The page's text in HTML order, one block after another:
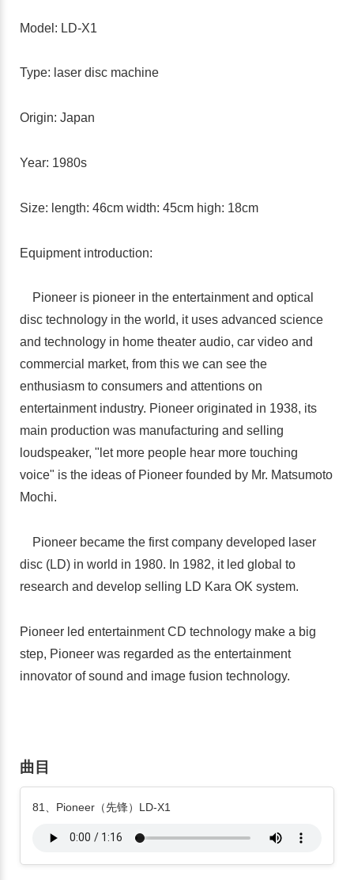
Model: LD-X1
Type: laser disc machine
Origin: Japan
Year: 1980s
Size: length: 46cm width: 45cm high: 18cm
Equipment introduction:
Pioneer is pioneer in the entertainment and optical
disc technology in the world, it uses advanced science
and technology in home theater audio, car video and
commercial market, from this we can see the
enthusiasm to consumers and attentions on
entertainment industry. Pioneer originated in 1938, its
main production was manufacturing and selling
loudspeaker, "let more people hear more touching
voice" is the ideas of Pioneer founded by Mr. Matsumoto
Mochi.
Pioneer became the first company developed laser
disc (LD) in world in 1980. In 1982, it led global to
research and develop selling LD Kara OK system.
Pioneer led entertainment CD technology make a big
step, Pioneer was regarded as the entertainment
innovator of sound and image fusion technology.
曲目
81、Pioneer（先锋）LD-X1